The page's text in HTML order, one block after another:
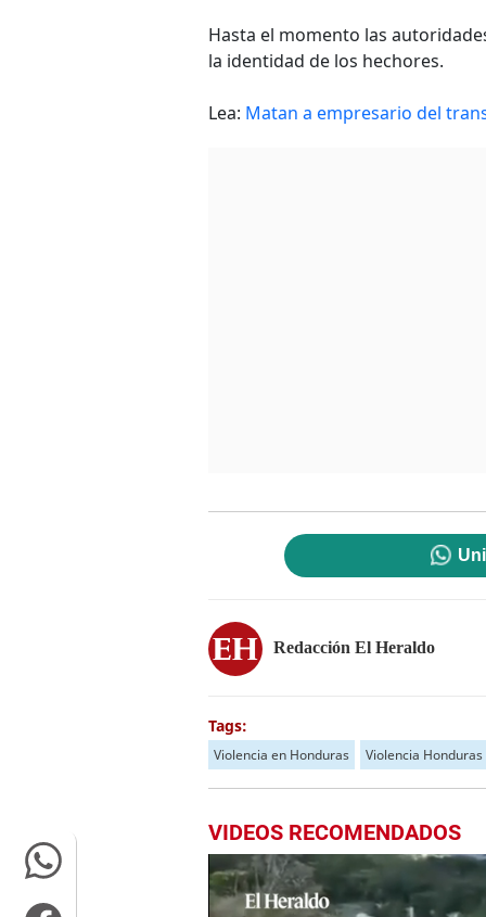
Hasta el momento las
la identidad de los hechores.
Lea: Matan a empresario del
Redacción El Heraldo
Tags:
Violencia en Honduras Violencia Honduras
VIDEOS RECOMENDADOS